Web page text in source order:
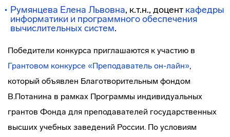
Румянцева Елена Львовна, к.т.н., доцент кафедры
информатики и программного обеспечения
вычислительных систем.
Победители конкурса приглашаются к участию в
Грантовом конкурсе «Преподаватель он-лайн»,
который объявлен Благотворительным фондом
В.Потанина в рамках Программы индивидуальных
грантов Фонда для преподавателей государственных
высших учебных заведений России. По условиям